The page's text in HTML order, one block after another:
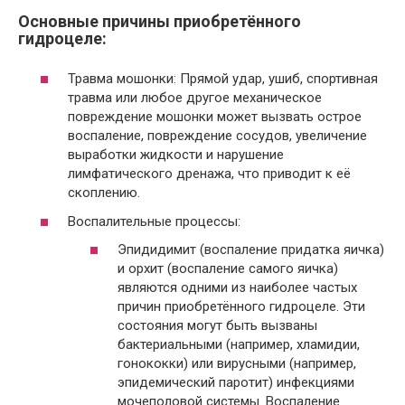
Основные причины приобретённого
гидроцеле:
Травма мошонки: Прямой удар, ушиб, спортивная
травма или любое другое механическое
повреждение мошонки может вызвать острое
воспаление, повреждение сосудов, увеличение
выработки жидкости и нарушение
лимфатического дренажа, что приводит к её
скоплению.
Воспалительные процессы:
Эпидидимит (воспаление придатка яичка)
и орхит (воспаление самого яичка)
являются одними из наиболее частых
причин приобретённого гидроцеле. Эти
состояния могут быть вызваны
бактериальными (например, хламидии,
гонококки) или вирусными (например,
эпидемический паротит) инфекциями
мочеполовой системы. Воспаление